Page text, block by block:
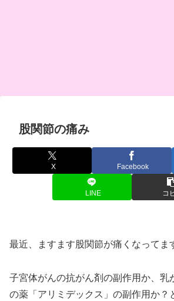
股関節の痛み
X Facebook
LINE コ
最近、ますます股関節が痛くなってま
子宮体がんの抗がん剤の副作用か、乳
の薬「アリミデックス」の副作用か？